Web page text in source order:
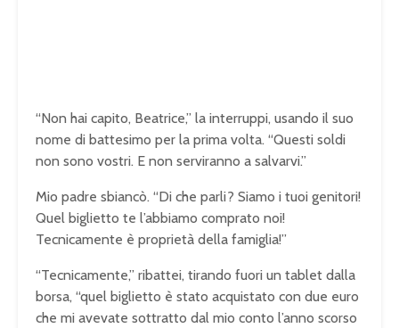
“Non hai capito, Beatrice,” la interruppi, usando il suo
nome di battesimo per la prima volta. “Questi soldi
non sono vostri. E non serviranno a salvarvi.”
Mio padre sbiancò. “Di che parli? Siamo i tuoi genitori!
Quel biglietto te l’abbiamo comprato noi!
Tecnicamente è proprietà della famiglia!”
“Tecnicamente,” ribattei, tirando fuori un tablet dalla
borsa, “quel biglietto è stato acquistato con due euro
che mi avevate sottratto dal mio conto l’anno scorso